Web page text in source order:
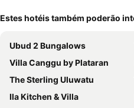
Estes hotéis também poderão
Ubud 2 Bungalows
Villa Canggu by Plataran
The Sterling Uluwatu
Ila Kitchen & Villa